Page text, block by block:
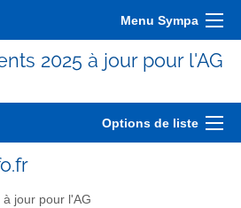
Menu Sympa
2025 à jour pour l'AG
Options de liste
jour pour l'AG